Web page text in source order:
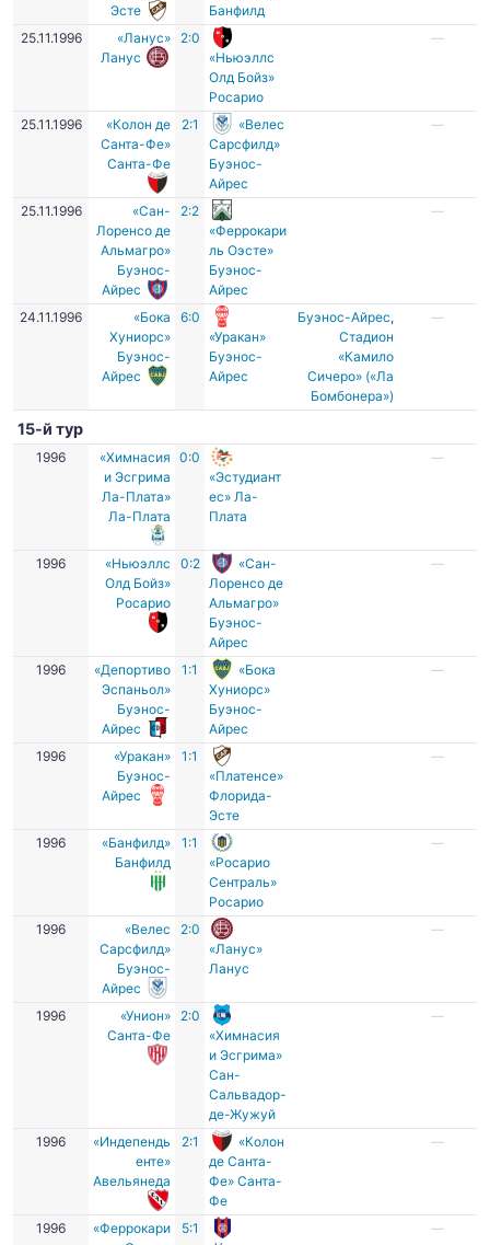
Эсте
Банфилд
25.11.1996
«Ланус»
Ланус
2:0
«Ньюэллс
Олд Бойз»
Росарио
—
25.11.1996
«Колон де
Санта-Фе»
Санта-Фе
2:1
«Велес
Сарсфилд»
Буэнос-
Айрес
—
25.11.1996
«Сан-
Лоренсо де
Альмагро»
Буэнос-
Айрес
2:2
«Феррокари
ль Оэсте»
Буэнос-
Айрес
—
24.11.1996
«Бока
Хуниорс»
Буэнос-
Айрес
6:0
«Уракан»
Буэнос-
Айрес
Буэнос-Айрес,
Стадион
«Камило
Сичеро» («Ла
Бомбонера»)
—
15-й тур
1996
«Химнасия
и Эсгрима
Ла-Плата»
Ла-Плата
0:0
«Эстудиант
ес» Ла-
Плата
—
1996
«Ньюэллс
Олд Бойз»
Росарио
0:2
«Сан-
Лоренсо де
Альмагро»
Буэнос-
Айрес
—
1996
«Депортиво
Эспаньол»
Буэнос-
Айрес
1:1
«Бока
Хуниорс»
Буэнос-
Айрес
—
1996
«Уракан»
Буэнос-
Айрес
1:1
«Платенсе»
Флорида-
Эсте
—
1996
«Банфилд»
Банфилд
1:1
«Росарио
Сентраль»
Росарио
—
1996
«Велес
Сарсфилд»
Буэнос-
Айрес
2:0
«Ланус»
Ланус
—
1996
«Унион»
Санта-Фе
2:0
«Химнасия
и Эсгрима»
Сан-
Сальвадор-
де-Жужуй
—
1996
«Индепендь
енте»
Авельянеда
2:1
«Колон
де Санта-
Фе» Санта-
Фе
—
1996
«Феррокари
5:1
—